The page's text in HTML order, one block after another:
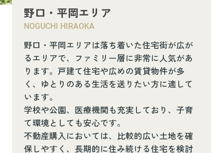
野口・平岡エリア
NOGUCHI HIRAOKA
野口・平岡エリアは落ち着いた住宅街が広が
るエリアで、ファミリー層に非常に人気があ
ります。戸建て住宅や広めの賃貸物件が多
く、ゆとりのある生活を送りたい方に適して
います。
学校や公園、医療機関も充実しており、子育
て環境としても安心です。
不動産購入においては、比較的広い土地を確
保しやすく、長期的に住み続ける住宅を検討